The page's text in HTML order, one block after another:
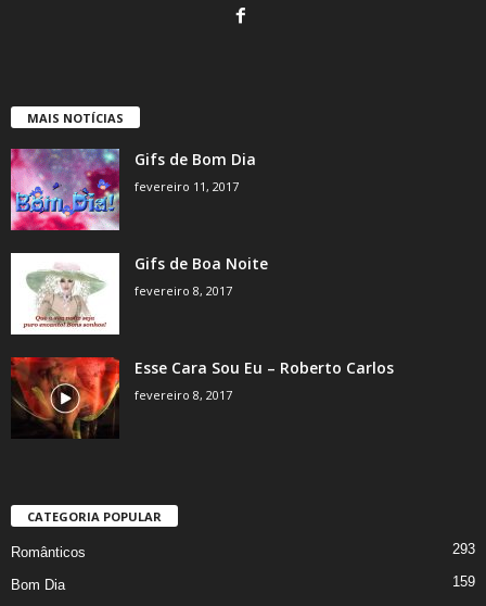
MAIS NOTÍCIAS
Gifs de Bom Dia
fevereiro 11, 2017
Gifs de Boa Noite
fevereiro 8, 2017
Esse Cara Sou Eu – Roberto Carlos
fevereiro 8, 2017
CATEGORIA POPULAR
Românticos 293
Bom Dia 159